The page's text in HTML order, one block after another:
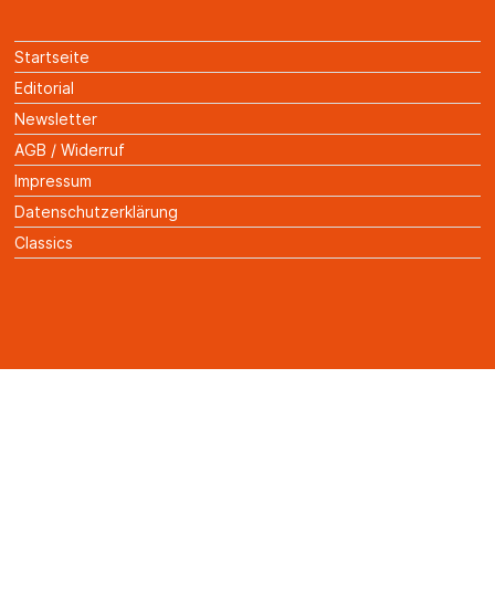
Startseite
Editorial
Newsletter
AGB / Widerruf
Impressum
Datenschutzerklärung
Classics